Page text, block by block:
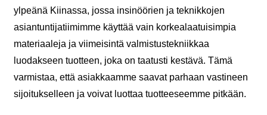
ylpeänä Kiinassa, jossa insinöörien ja teknikkojen
asiantuntijatiimimme käyttää vain korkealaatuisimpia
materiaaleja ja viimeisintä valmistustekniikkaa
luodakseen tuotteen, joka on taatusti kestävä. Tämä
varmistaa, että asiakkaamme saavat parhaan vastineen
sijoitukselleen ja voivat luottaa tuotteeseemme pitkään.